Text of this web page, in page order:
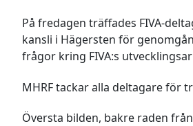
På fredagen träffades FIVA-
kansli i Hägersten för
frågor kring FIVA:s
MHRF tackar alla deltagare för
Översta bilden, bakre raden